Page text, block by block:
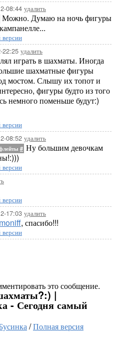
08:44 удалить
Можно. Думаю на ночь фигуры
22:25 удалить
играть в шахматы. Иногда
шахматные фигуры
мостом. Слышу их топот и
фигуры будто из того
немного поменьше будут:)
08:52 удалить
# Ну большим девочкам
17:03 удалить
, спасибо!!!
это сообщение.
|
- Сегодня самый
/Полная версия